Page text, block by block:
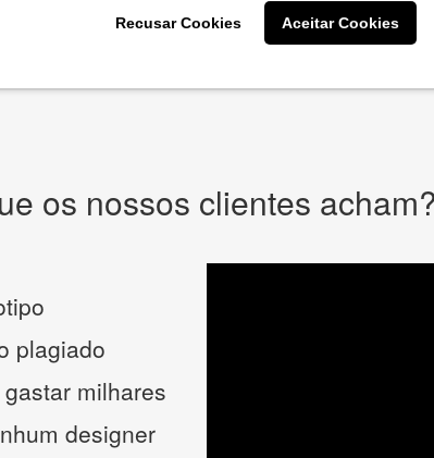
Recusar Cookies Aceitar Cookies
CRIE SUA MARCA
os nossos clientes
plagiado
milhares
designer